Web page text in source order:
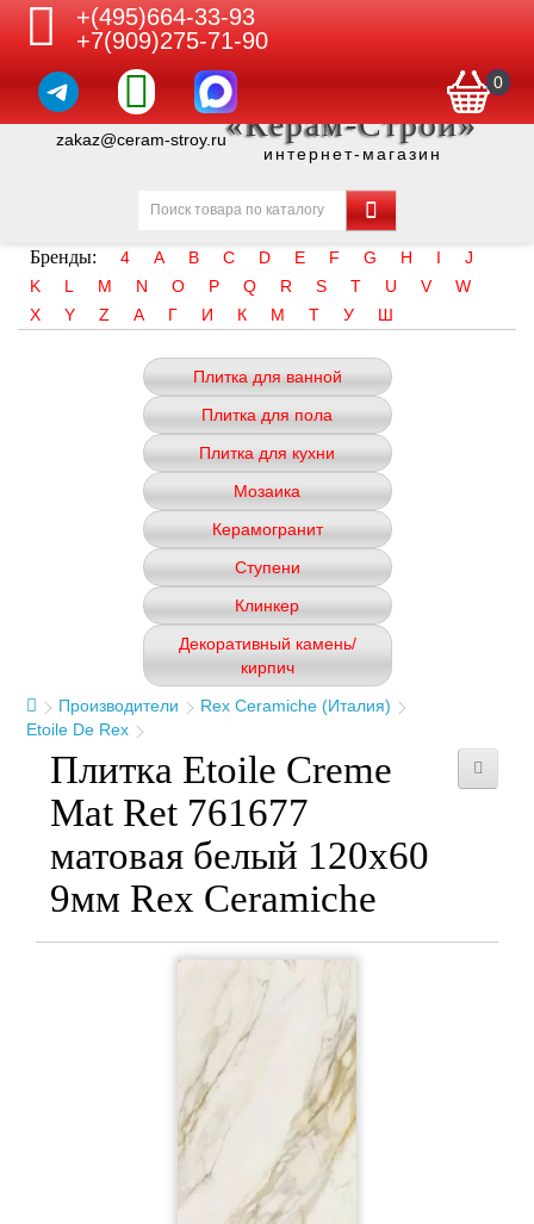
+(495)664-33-93
+7(909)275-71-90
0
zakaz@ceram-stroy.ru«Керам-Строй»
интернет-магазин
Бренды: 4 A B C D E F G H I
J
K
L M N O P Q R S T U V
W
X
Y Z А Г И К М Т У Ш
Плитка для ванной
Плитка для пола
Плитка для кухни
Мозаика
Керамогранит
Ступени
Клинкер
Декоративный камень/
кирпич
Производители
Rex Ceramiche (Италия)
Etoile De Rex
Плитка Etoile Creme
Mat Ret 761677
матовая белый 120x60
9мм Rex Ceramiche